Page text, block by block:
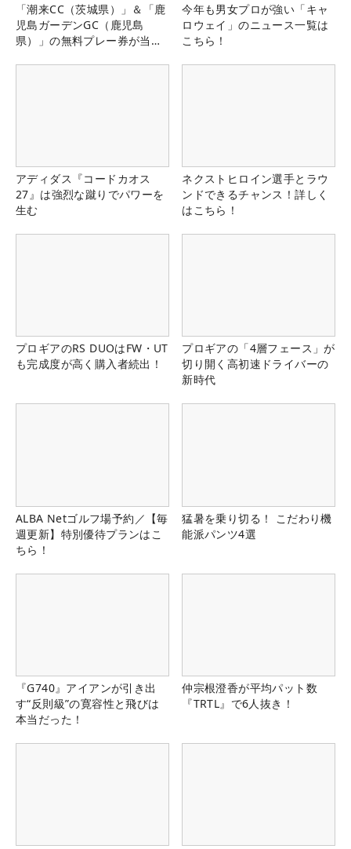
「潮来CC（茨城県）」＆「鹿
児島ガーデンGC（鹿児島
県）」の無料プレー券が当た
今年も男女プロが強い「キャ
ロウェイ」のニュース一覧は
こちら！
アディダス『コードカオス
27』は強烈な蹴りでパワーを
生む
ネクストヒロイン選手とラウ
ンドできるチャンス！詳しく
はこちら！
プロギアのRS DUOはFW・UT
も完成度が高く購入者続出！
プロギアの「4層フェース」が
切り開く高初速ドライバーの
新時代
ALBA Netゴルフ場予約／【毎
週更新】特別優待プランはこ
ちら！
猛暑を乗り切る！ こだわり機
能派パンツ4選
『G740』アイアンが引き出
す“反則級”の寛容性と飛びは
本当だった！
仲宗根澄香が平均パット数
『TRTL』で6人抜き！